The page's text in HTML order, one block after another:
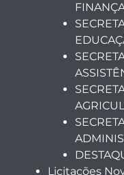
Licitações